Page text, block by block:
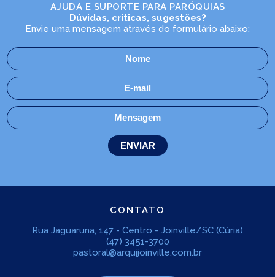
AJUDA E SUPORTE PARA PARÓQUIAS
Dúvidas, críticas, sugestões?
Envie uma mensagem através do formulário abaixo:
CONTATO
Rua Jaguaruna, 147 - Centro - Joinville/SC (Cúria)
(47) 3451-3700
pastoral@arquijoinville.com.br